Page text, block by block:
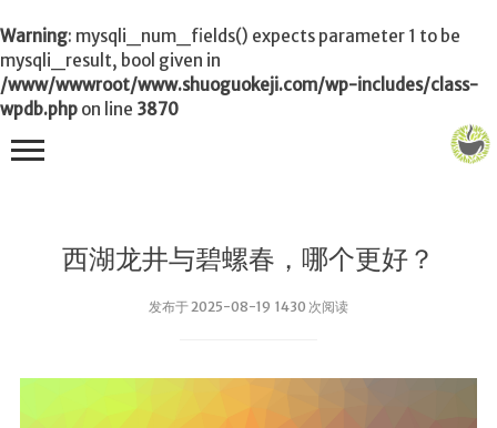
Warning: mysqli_num_fields() expects parameter 1 to be
mysqli_result, bool given in
/www/wwwroot/www.shuoguokeji.com/wp-includes/class-
wpdb.php on line 3870
西湖龙井与碧螺春，哪个更好？
发布于 2025-08-19 1430 次阅读
首页